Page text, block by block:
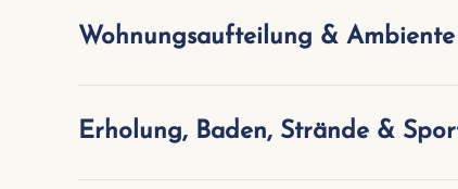
Wohnungsaufteilung & Ambiente
Erholung, Baden, Strände &